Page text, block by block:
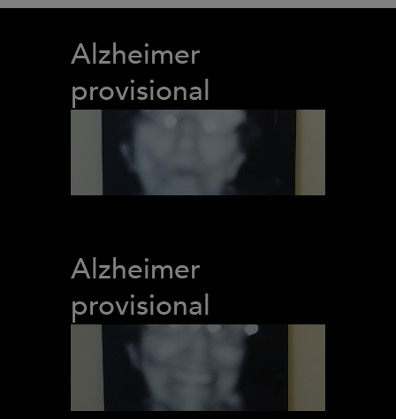
Alzheimer
provisional
Alzheimer
provisional